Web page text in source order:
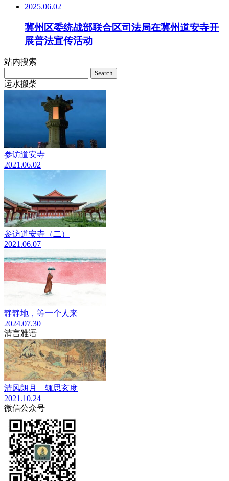
2025.06.02
冀州区委统战部联合区司法局在冀州道安寺开
展普法宣传活动
站内搜索
for:
运水搬柴
参访道安寺
2021.06.02
参访道安寺（二）
2021.06.07
静静地，等一个人来
2024.07.30
清言雅语
清风朗月 辄思玄度
2021.10.24
微信公众号